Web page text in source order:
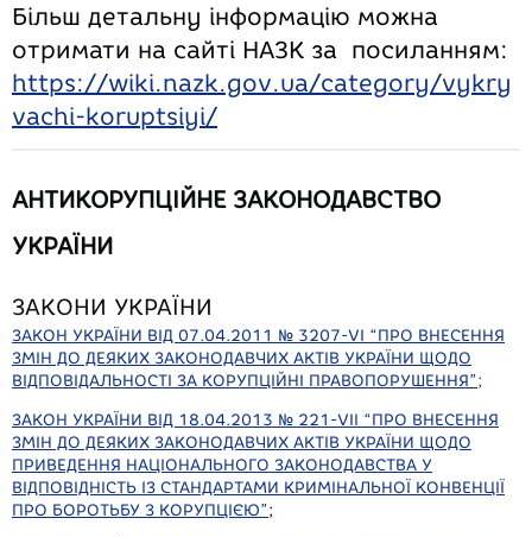
Більш детальну інформацію можна
отримати на сайті НАЗК за посиланням:
https://wiki.nazk.gov.ua/category/vykry
vachi-koruptsiyi/
АНТИКОРУПЦІЙНЕ ЗАКОНОДАВСТВО
УКРАЇНИ
ЗАКОНИ УКРАЇНИ
ЗАКОН УКРАЇНИ ВІД 07.04.2011 № 3207-VІ “ПРО ВНЕСЕННЯ
ЗМІН ДО ДЕЯКИХ ЗАКОНОДАВЧИХ АКТІВ УКРАЇНИ ЩОДО
ВІДПОВІДАЛЬНОСТІ ЗА КОРУПЦІЙНІ ПРАВОПОРУШЕННЯ”;
ЗАКОН УКРАЇНИ ВІД 18.04.2013 № 221-VІІ “ПРО ВНЕСЕННЯ
ЗМІН ДО ДЕЯКИХ ЗАКОНОДАВЧИХ АКТІВ УКРАЇНИ ЩОДО
ПРИВЕДЕННЯ НАЦІОНАЛЬНОГО ЗАКОНОДАВСТВА У
ВІДПОВІДНІСТЬ ІЗ СТАНДАРТАМИ КРИМІНАЛЬНОЇ КОНВЕНЦІЇ
ПРО БОРОТЬБУ З КОРУПЦІЄЮ”;